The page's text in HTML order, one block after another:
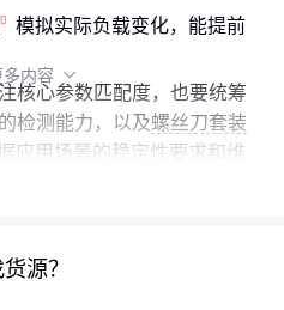
模拟实际负载变化，能提前
核心参数匹配度，也要统筹
检测能力，以及螺丝刀套装
应用场景的稳定性要求和维
内容 
源？